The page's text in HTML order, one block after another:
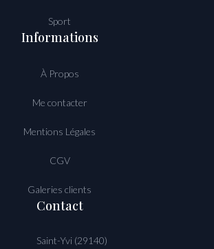
Sport
Informations
À Propos
Me contacter
Mentions Légales
CGV
Galeries clients
Contact
Saint-Yvi (29140)